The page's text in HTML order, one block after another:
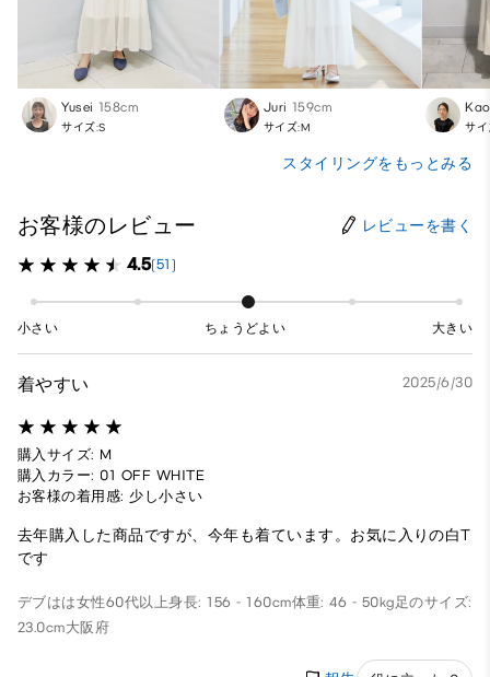
Yusei 158cm
サイズ:S
Juri 159cm
サイズ:M サイ
スタイリングをもっとみる
お客様のレビュー レビューを書く
4.5(51)
小さい ちょうどよい 大きい
着やすい 2025/6/30
購入サイズ: M
購入カラー: 01 OFF WHITE
お客様の着用感: 少し小さい
去年購入した商品ですが、今年も着ています。お気に入りの白T
です
デブはは女性60代以上身長: 156 - 160cm体重: 46 - 50kg足のサイズ:
23.0cm大阪府